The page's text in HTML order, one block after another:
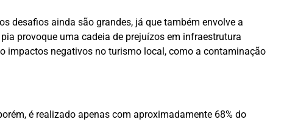
desafios ainda são grandes, já que também envolve a
provoque uma cadeia de prejuízos em infraestrutura
impactos negativos no turismo local, como a contaminação
é realizado apenas com aproximadamente 68% do